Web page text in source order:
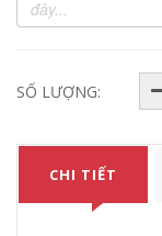
SỐ LƯỢNG:
CHI TIẾT